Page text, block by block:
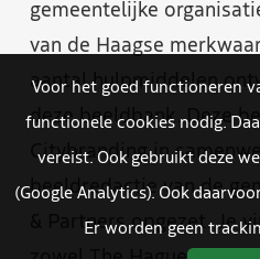
gemeentelijke
van de Haagse
aantal hulpmiddelen
deze beeldbank. Deze
Citybranding in
beeldredactie van de
& Partners opgezet. Je
Voor het goed functioneren
functionele cookies nodig.
vereist. Ook gebruikt deze
(Google Analytics). Ook
Er worden geen